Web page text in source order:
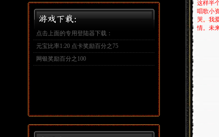
点击上面的专用登陆器下载：
元宝比率1:20 点卡奖励百分之75
网银奖励百分之100
这样半
唱歌小
哭。我
情。未